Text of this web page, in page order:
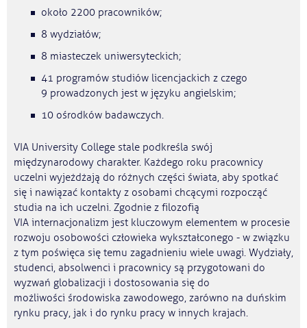
około 2200 pracowników;
8 wydziałów;
8 miasteczek uniwersyteckich;
41 programów studiów licencjackich z czego
9 prowadzonych jest w języku angielskim;
10 ośrodków badawczych.
VIA University College stale podkreśla swój
międzynarodowy charakter. Każdego roku pracownicy
uczelni wyjeżdżają do różnych części świata, aby spotkać
się i nawiązać kontakty z osobami chcącymi rozpocząć
studia na ich uczelni. Zgodnie z filozofią
VIA internacjonalizm jest kluczowym elementem w procesie
rozwoju osobowości człowieka wykształconego - w związku
z tym poświęca się temu zagadnieniu wiele uwagi. Wydziały,
studenci, absolwenci i pracownicy są przygotowani do
wyzwań globalizacji i dostosowania się do
możliwości środowiska zawodowego, zarówno na duńskim
rynku pracy, jak i do rynku pracy w innych krajach.